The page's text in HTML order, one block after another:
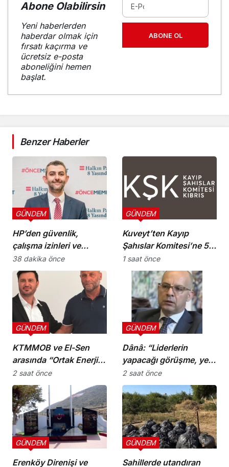
Abone Olabilirsin
Yeni haberlerden
haberdar olmak için
fırsatı kaçırma ve
ücretsiz e-posta
aboneliğini hemen
başlat.
ABONE OL
Benzer Haberler
HP’den güvenlik,
çalışma izinleri ve
yurttaşlık
uygulamalarına ilişkin
öneriler
GÜNDEM
38 dakika önce
Kuveyt’ten Kayıp
Şahıslar Komitesi’ne 50
bin dolar katkı
GÜNDEM
1 saat önce
KTMMOB ve El-Sen
arasında “Ortak Enerji
Komitesi İş Birliği
Protokolü” imzalandı
GÜNDEM
2 saat önce
Dânâ: “Liderlerin
yapacağı görüşme, yeni
ve sonuç alıcı 5+1
toplantısına hazırlık
niteliği taşıyor”
GÜNDEM
2 saat önce
Erenköy Direnişi ve
GÜNDEM
Sahillerde utandıran
GÜNDEM